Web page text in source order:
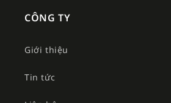
CÔNG TY
Giới thiệu
Tin tức